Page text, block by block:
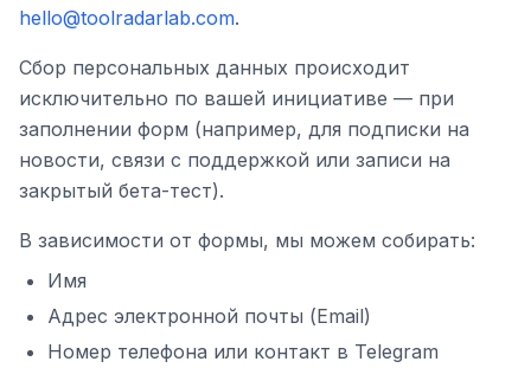
hello@toolradarlab.com.
Сбор персональных данных происходит
исключительно по вашей инициативе — при
заполнении форм (например, для подписки на
новости, связи с поддержкой или записи на
закрытый бета-тест).
В зависимости от формы, мы можем собирать:
Имя
Адрес электронной почты (Email)
Номер телефона или контакт в Telegram